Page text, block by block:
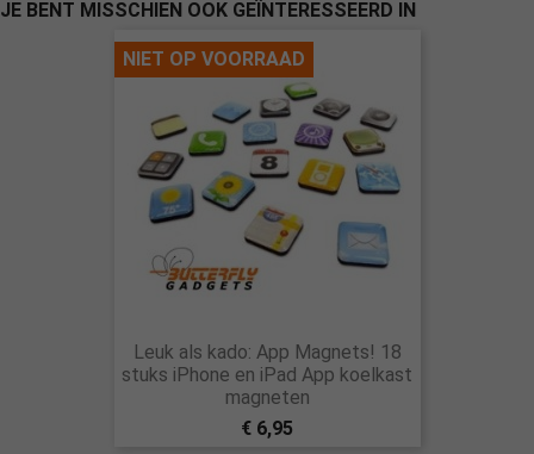
JE BENT MISSCHIEN OOK GEÏNTERESSEERD IN
Leuk als kado: App Magnets! 18
stuks iPhone en iPad App koelkast
magneten
€ 6,95
NIET OP VOORRAAD